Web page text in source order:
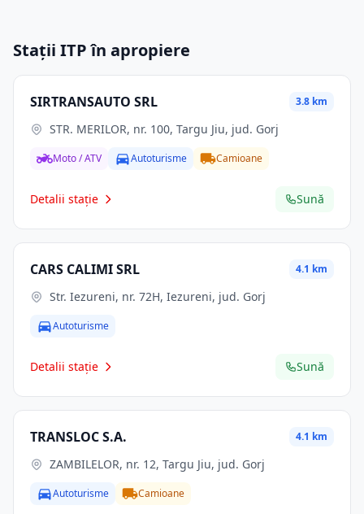
Stații ITP în apropiere
SIRTRANSAUTO SRL 3.8 km
STR. MERILOR, nr. 100, Targu Jiu, jud. Gorj
Moto / ATV Autoturisme Camioane
Detalii stație Sună
CARS CALIMI SRL 4.1 km
Str. Iezureni, nr. 72H, Iezureni, jud. Gorj
Autoturisme
Detalii stație Sună
TRANSLOC S.A. 4.1 km
ZAMBILELOR, nr. 12, Targu Jiu, jud. Gorj
Autoturisme Camioane